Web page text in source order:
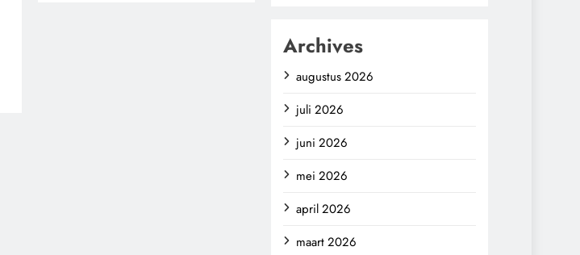
Archives
augustus 2026
juli 2026
juni 2026
mei 2026
april 2026
maart 2026